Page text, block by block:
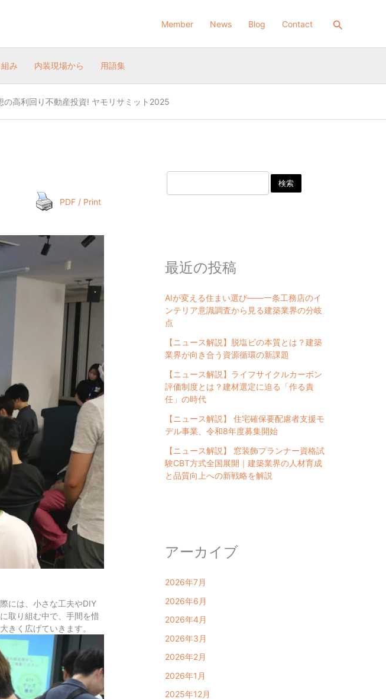
Member News Blog Contact
検
み 内装現場から 用語集
の高利回り不動産投資! ヤモリサミット2025
PDF / Print
には、小さな工夫やDIY
取り組む中で、手間を惜
く広げていきます。
検索
最近の投稿
AIが変える住まい選び――一条工務店のイ
ンテリア意識調査から見る建築業界の分岐
点
【ニュース解説】脱塩ビの本質とは？建築
業界が向き合う資源循環の新課題
【ニュース解説】ライフサイクルカーボン
評価制度とは？建材選定に迫る「作る責
任」の時代
【ニュース解説】 住宅確保要配慮者支援モ
デル事業、令和8年度募集開始
【ニュース解説】 窓装飾プランナー資格試
験CBT方式全国展開｜建築業界の人材育成
と品質向上への新戦略を解説
アーカイブ
2026年7月
2026年6月
2026年4月
2026年3月
2026年2月
2026年1月
2025年12月